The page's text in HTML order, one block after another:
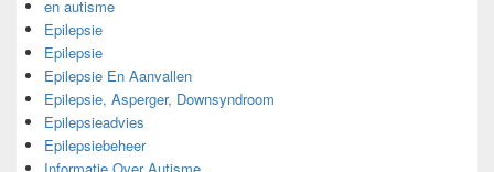
en autisme
Epilepsie
Epilepsie
Epilepsie En Aanvallen
Epilepsie, Asperger, Downsyndroom
Epilepsieadvies
Epilepsiebeheer